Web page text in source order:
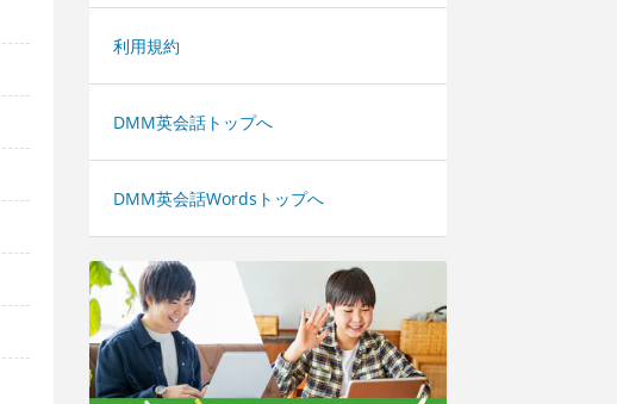
利用規約
DMM英会話トップへ
DMM英会話Wordsトップへ